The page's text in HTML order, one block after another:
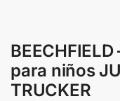
para niños
TRUCKER